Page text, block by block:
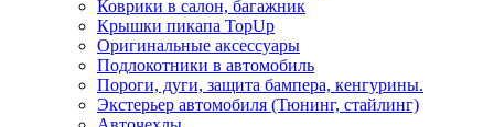
Коврики в салон, багажник
Крышки пикапа TopUp
Оригинальные аксессуары
Подлокотники в автомобиль
Пороги, дуги, защита бампера, кенгурины.
Экстерьер автомобиля (Тюнинг, стайлинг)